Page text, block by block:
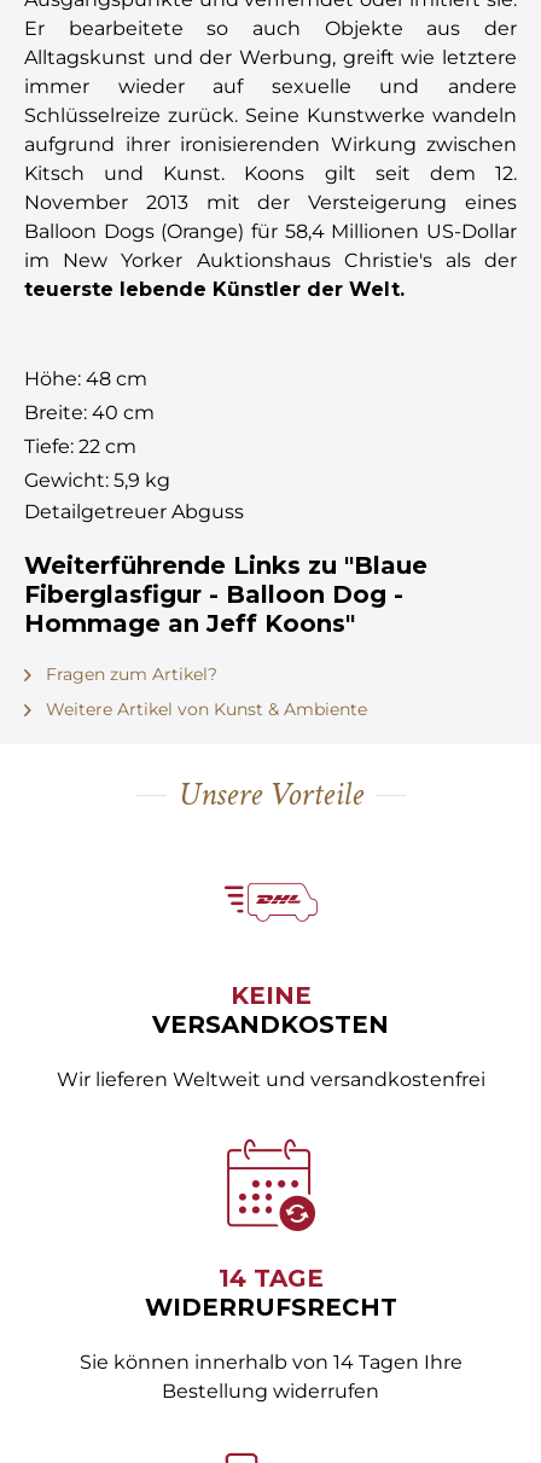
Er bearbeitete so auch Objekte aus der
Alltagskunst und der Werbung, greift wie letztere
immer wieder auf sexuelle und andere
Schlüsselreize zurück. Seine Kunstwerke wandeln
aufgrund ihrer ironisierenden Wirkung zwischen
Kitsch und Kunst. Koons gilt seit dem 12.
November 2013 mit der Versteigerung eines
Balloon Dogs (Orange) für 58,4 Millionen US-Dollar
im New Yorker Auktionshaus Christie's als der
teuerste lebende Künstler der Welt.
Höhe: 48 cm
Breite: 40 cm
Tiefe: 22 cm
Gewicht: 5,9 kg
Detailgetreuer Abguss
Weiterführende Links zu "Blaue
Fiberglasfigur - Balloon Dog -
Hommage an Jeff Koons"
Fragen zum Artikel?
Weitere Artikel von Kunst & Ambiente
Unsere Vorteile
KEINE
VERSANDKOSTEN
Wir lieferen Weltweit und versandkostenfrei
14 TAGE
WIDERRUFSRECHT
Sie können innerhalb von 14 Tagen Ihre
Bestellung widerrufen